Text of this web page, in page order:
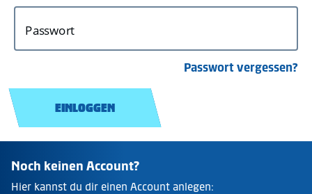
Passwort
Passwort vergessen?
EINLOGGEN
Noch keinen Account?
Hier kannst du dir einen Account anlegen: